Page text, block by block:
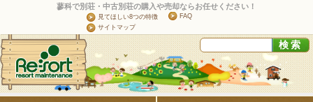
蓼科で別荘・中古別荘の購入や売却ならお任せください！
見てほしい8つの特徴
FAQ
サイトマップ